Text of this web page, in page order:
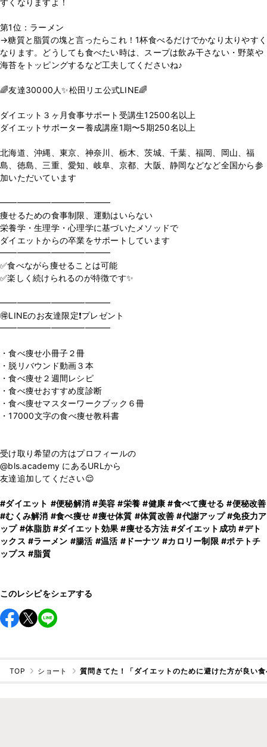
すくなりますよ！
第1位：ラーメン
→糖質と脂質の塊と言ったらこれ！1杯食べるだけでかなり太りやすく
なります。どうしても食べたい時は、スープは飲み干さない・野菜や
海苔をトッピングするなど工夫してくださいね♪
🌈友達30000人✨松田リエ公式LINE🌈
ダイエット３ヶ月食事サポート受講生12500名以上
ダイエットサポーター養成講座1期〜5期250名以上
北海道、沖縄、東京、神奈川、栃木、茨城、千葉、福岡、岡山、福
島、徳島、三重、愛知、岐阜、京都、大阪、静岡などなど全国から参
加いただいています
━━━━━━━━━━━━━
痩せるための食事制限、運動はいらない
栄養学・生理学・心理学に基づいたメソッドで
ダイエットからの卒業をサポートしています
━━━━━━━━━━━━━
✅食べながら痩せることは可能
✅楽しく続けられるのが特徴です✨
━━━━━━━━━━━━━
🉐LINEのお友達限定❗️プレゼント
━━━━━━━━━━━━━
・食べ痩せ小冊子２冊
・脱リバウンド動画３本
・食べ痩せ２週間レシピ
・食べ痩せおすすめ度診断
・食べ痩せマスターワークブック６冊
・17000文字の食べ痩せ教科書
受け取り希望の方はプロフィールの
@bls.academy にあるURLから
友達追加してください😌
#ダイエット #便秘解消 #美容 #栄養 #健康 #食べて痩せる #便秘改善
#むくみ解消 #食べ痩せ #痩せ体質 #体質改善 #代謝アップ #免疫力ア
ップ #体脂肪 #ダイエット効果 #痩せる方法 #ダイエット成功 #デト
ックス #ラーメン #腸活 #温活 #ドーナツ #カロリー制限 #ポテトチ
ップス #脂質
このレシピをシェアする
TOP ショート 質問きてた！「ダイエットのために避けた方が良い